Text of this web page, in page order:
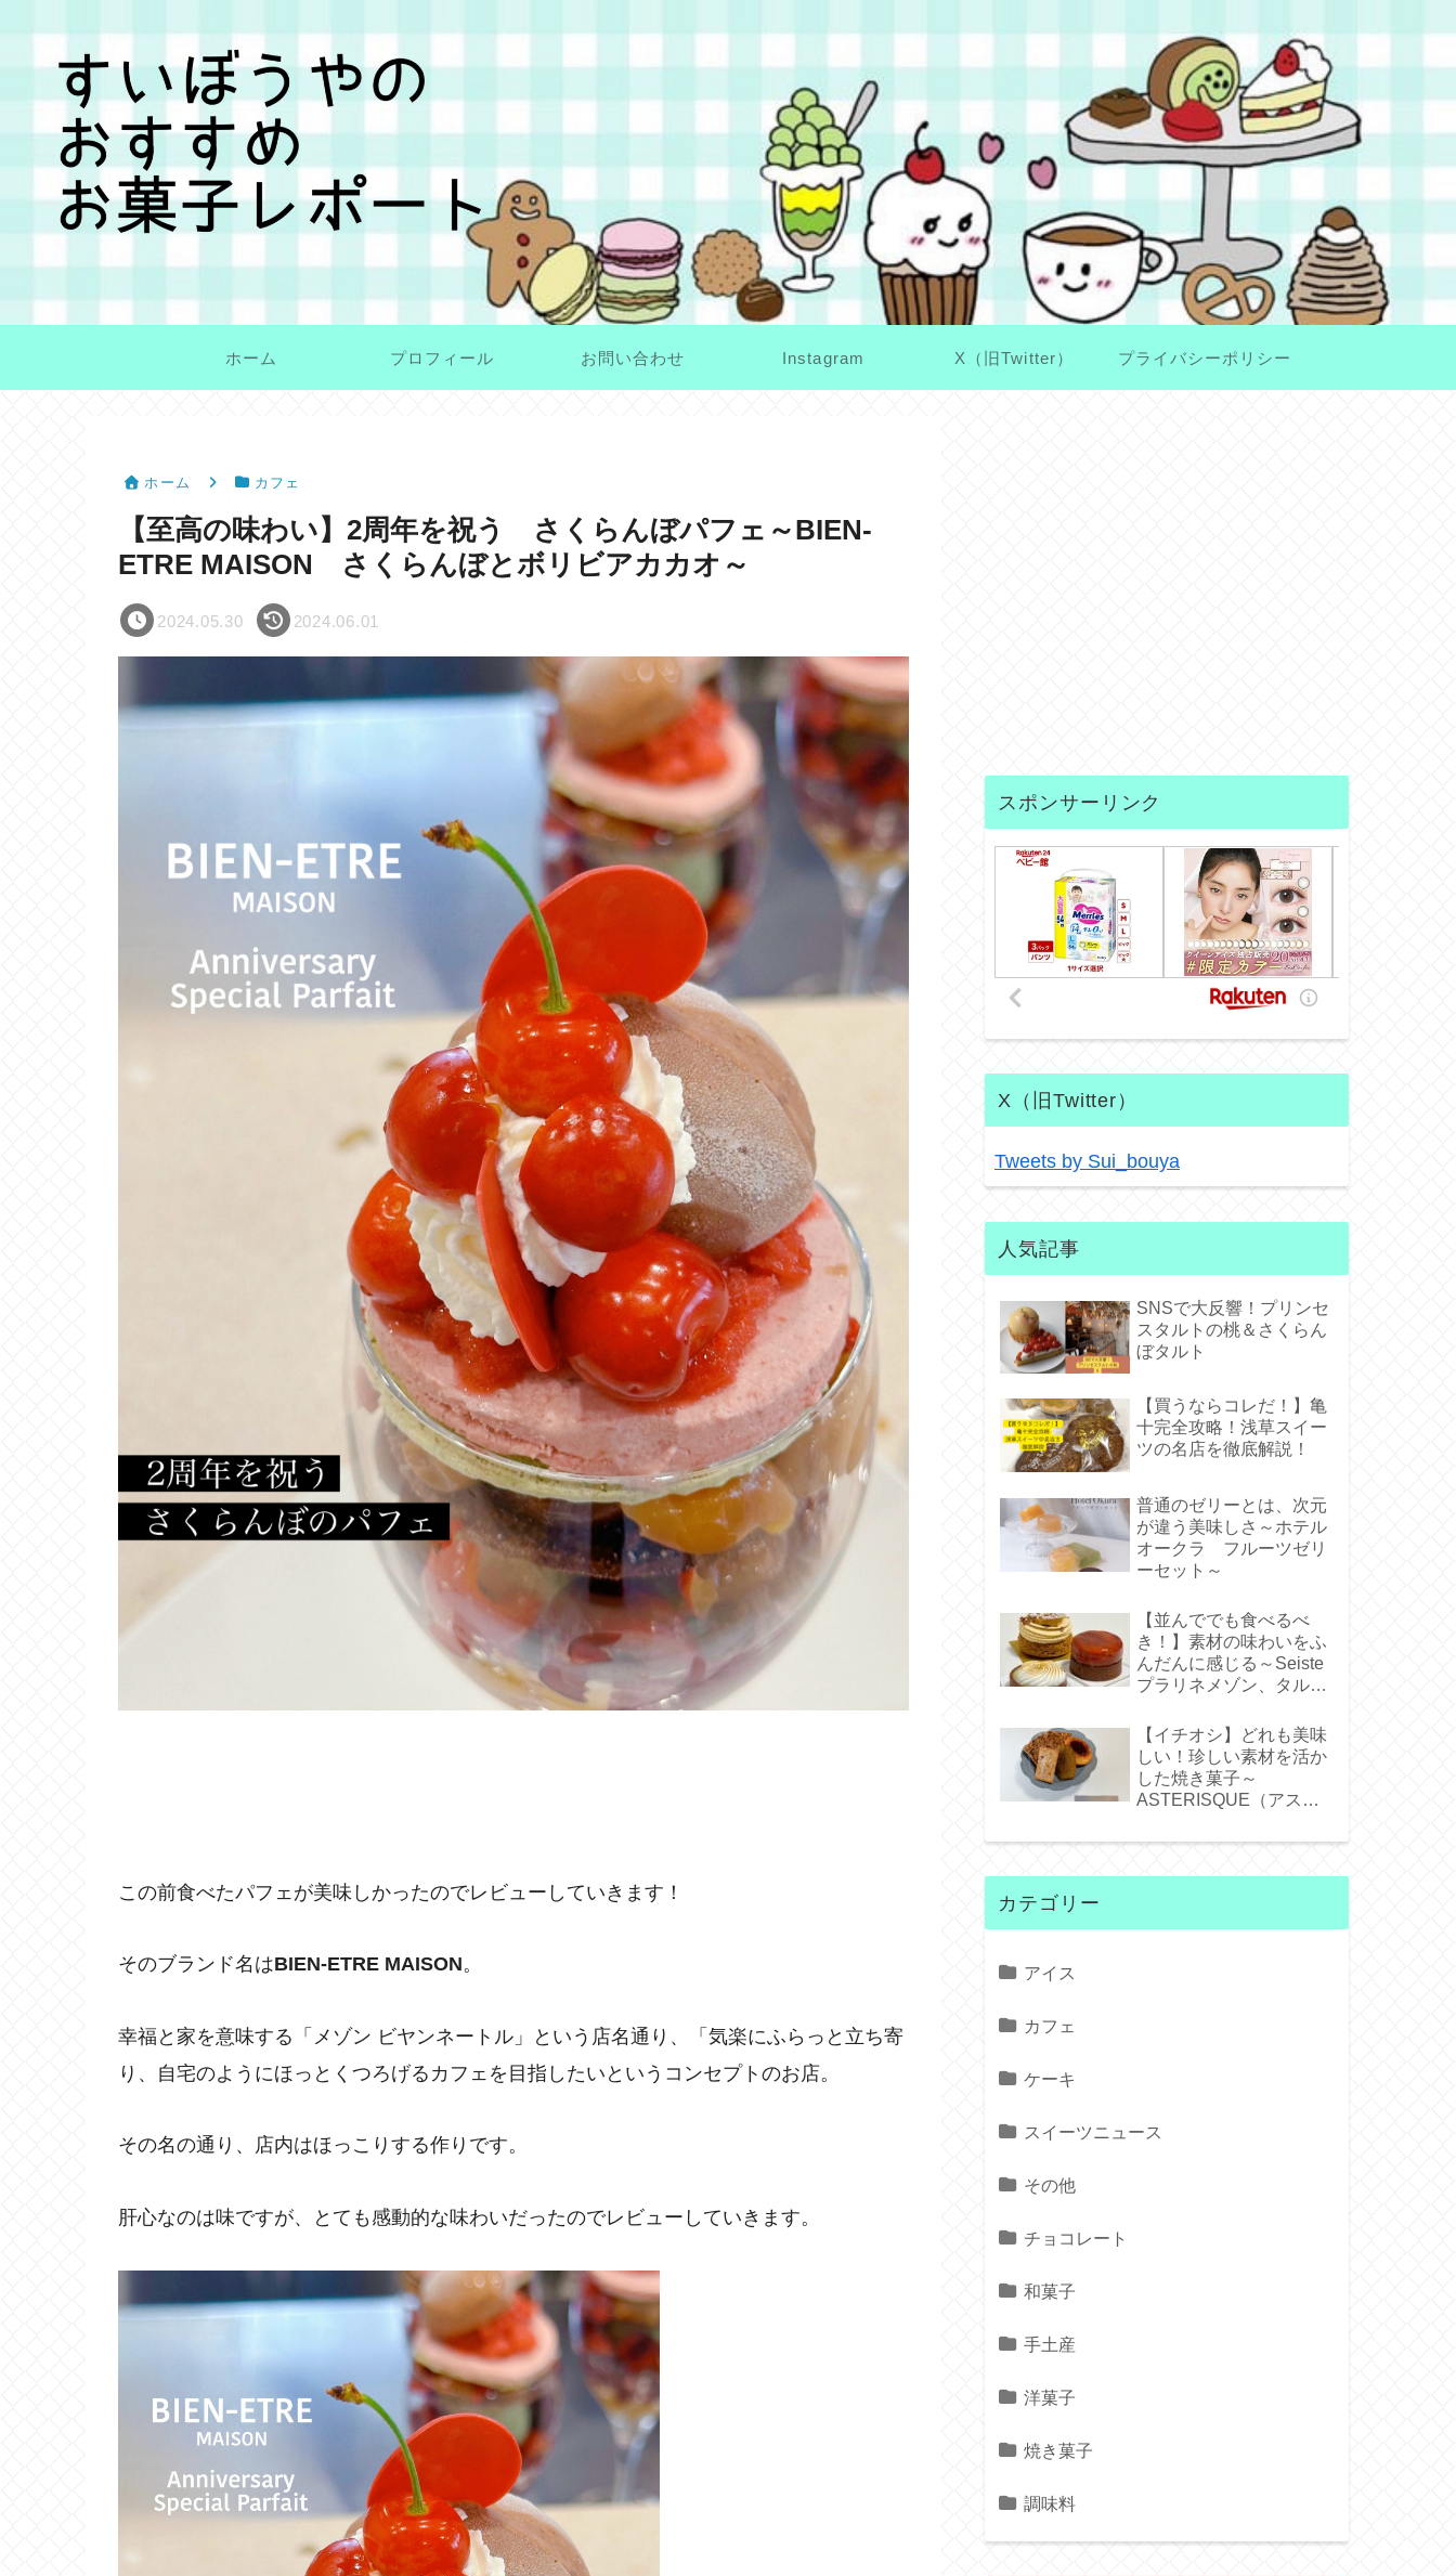
ホーム プロフィール お問い合わせ Instagram X（旧Twitter） プライバシーポリシー
ホーム カフェ
【至高の味わい】2周年を祝う さくらんぼパフェ～BIEN-
ETRE MAISON さくらんぼとボリビアカカオ～
2024.05.30 2024.06.01
この前食べたパフェが美味しかったのでレビューしていきます！
そのブランド名はBIEN-ETRE MAISON。
幸福と家を意味する「メゾン ビヤンネートル」という店名通り、「気楽にふらっと立ち寄
り、自宅のようにほっとくつろげるカフェを目指したいというコンセプトのお店。
その名の通り、店内はほっこりする作りです。
肝心なのは味ですが、とても感動的な味わいだったのでレビューしていきます。
スポンサーリンク
X（旧Twitter）
Tweets by Sui_bouya
人気記事
SNSで大反響！プリンセ
スタルトの桃＆さくらん
ぼタルト
【買うならコレだ！】亀
十完全攻略！浅草スイー
ツの名店を徹底解説！
普通のゼリーとは、次元
が違う美味しさ～ホテル
オークラ フルーツゼリ
ーセット～
【並んででも食べるべ
き！】素材の味わいをふ
んだんに感じる～Seiste
プラリネメゾン、タルト
シトロン～
【イチオシ】どれも美味
しい！珍しい素材を活か
した焼き菓子～
ASTERISQUE（アステ
カテゴリー
アイス
カフェ
ケーキ
スイーツニュース
その他
チョコレート
和菓子
手土産
洋菓子
焼き菓子
調味料